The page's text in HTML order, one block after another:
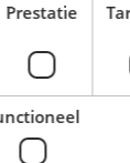
richtlijnen
kun je via
Prestatie